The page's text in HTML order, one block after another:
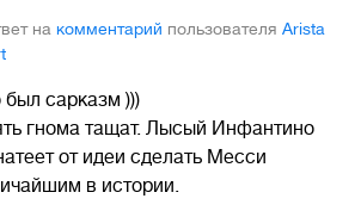
на комментарий пользователя Arista
был сарказм )))
гнома тащат. Лысый Инфантино
от идеи сделать Месси
в истории.